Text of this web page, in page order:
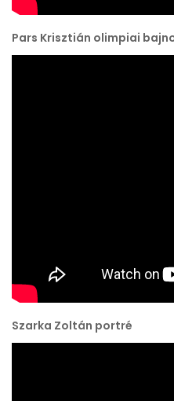
Pars Krisztián olimpiai
Szarka Zoltán portré